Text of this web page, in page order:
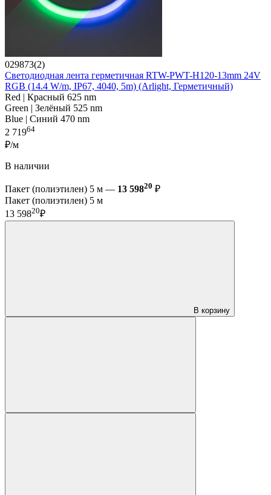
029873(2)
Светодиодная лента герметичная RTW-PWT-H120-13mm 24V
RGB (14.4 W/m, IP67, 4040, 5m) (Arlight, Герметичный)
Red | Красный 625 nm
Green | Зелёный 525 nm
Blue | Синий 470 nm
2 71964
₽/м
В наличии
Пакет (полиэтилен) 5 м — 13 59820 ₽
Пакет (полиэтилен) 5 м
13 59820₽
В корзину